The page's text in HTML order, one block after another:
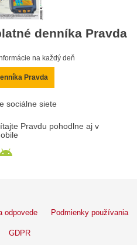
denníka Pravda
na každý deň
Pravda
sociálne siete
Pravdu pohodlne aj v
odpovede Podmienky používania
GDPR